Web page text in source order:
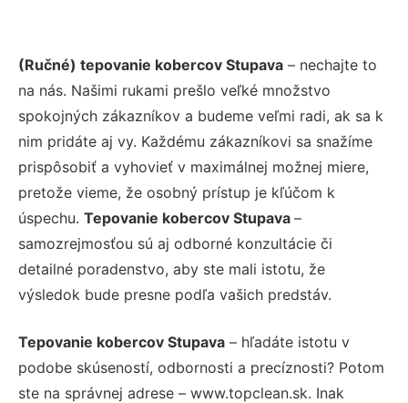
(Ručné) tepovanie kobercov Stupava – nechajte to
na nás. Našimi rukami prešlo veľké množstvo
spokojných zákazníkov a budeme veľmi radi, ak sa k
nim pridáte aj vy. Každému zákazníkovi sa snažíme
prispôsobiť a vyhovieť v maximálnej možnej miere,
pretože vieme, že osobný prístup je kľúčom k
úspechu. Tepovanie kobercov Stupava –
samozrejmosťou sú aj odborné konzultácie či
detailné poradenstvo, aby ste mali istotu, že
výsledok bude presne podľa vašich predstáv.
Tepovanie kobercov Stupava – hľadáte istotu v
podobe skúseností, odbornosti a precíznosti? Potom
ste na správnej adrese – www.topclean.sk. Inak